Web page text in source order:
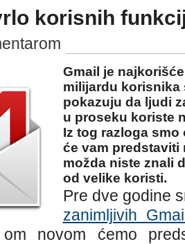
korisnih
Gmail je
milijardu korisnika
pokazuju da ljudi
u proseku koriste
Iz tog razloga
će vam predstaviti
možda niste znali
od velike koristi.
Pre dve godine
zanimljivih
novom ćemo